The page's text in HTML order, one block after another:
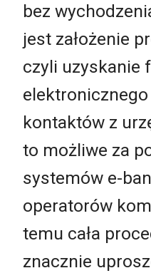
bez
jest założenie
czyli uzyskanie
kontaktów z
to możliwe za
systemów e-
operatorów
temu cała
znacznie